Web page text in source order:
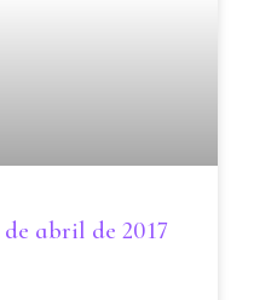
de abril de 2017